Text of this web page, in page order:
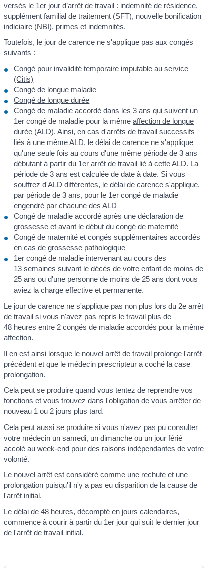
versés le 1er jour d’arrêt de travail : indemnité de résidence,
supplément familial de traitement (SFT), nouvelle bonification
indiciaire (NBI), primes et indemnités.
Toutefois, le jour de carence ne s'applique pas aux congés
suivants :
Congé pour invalidité temporaire imputable au service
(Citis)
Congé de longue maladie
Congé de longue durée
Congé de maladie accordé dans les 3 ans qui suivent un
1er congé de maladie pour la mêmeaffection de longue
durée (ALD). Ainsi, en cas d'arrêts de travail successifs
liés à une même ALD, le délai de carence ne s'applique
qu'une seule fois au cours d'une même période de 3 ans
débutant à partir du 1er arrêt de travail lié à cette ALD. La
période de 3 ans est calculée de date à date. Si vous
souffrez d'ALD différentes, le délai de carence s'applique,
par période de 3 ans, pour le 1er congé de maladie
engendré par chacune des ALD
Congé de maladie accordé après une déclaration de
grossesse et avant le début du congé de maternité
Congé de maternité et congés supplémentaires accordés
en cas de grossesse pathologique
1er congé de maladie intervenant au cours des
13 semaines suivant le décès de votre enfant de moins de
25 ans ou d'une personne de moins de 25 ans dont vous
aviez la charge effective et permanente.
Le jour de carence ne s'applique pas non plus lors du 2e arrêt
de travail si vous n'avez pas repris le travail plus de
48 heures entre 2 congés de maladie accordés pour la même
affection.
Il en est ainsi lorsque le nouvel arrêt de travail prolonge l'arrêt
précédent et que le médecin prescripteur a coché la case
prolongation.
Cela peut se produire quand vous tentez de reprendre vos
fonctions et vous trouvez dans l'obligation de vous arrêter de
nouveau 1 ou 2 jours plus tard.
Cela peut aussi se produire si vous n'avez pas pu consulter
votre médecin un samedi, un dimanche ou un jour férié
accolé au week-end pour des raisons indépendantes de votre
volonté.
Le nouvel arrêt est considéré comme une rechute et une
prolongation puisqu'il n'y a pas eu disparition de la cause de
l'arrêt initial.
Le délai de 48 heures, décompté en jours calendaires,
commence à courir à partir du 1er jour qui suit le dernier jour
de l'arrêt de travail initial.